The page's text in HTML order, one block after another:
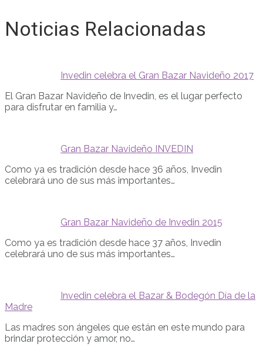
Noticias Relacionadas
Invedin celebra el Gran Bazar Navideño 2017
El Gran Bazar Navideño de Invedin, es el lugar perfecto
para disfrutar en familia y…
Gran Bazar Navideño INVEDIN
Como ya es tradición desde hace 36 años, Invedin
celebrará uno de sus más importantes…
Gran Bazar Navideño de Invedin 2015
Como ya es tradición desde hace 37 años, Invedin
celebrará uno de sus más importantes…
Invedin celebra el Bazar & Bodegón Día de la
Madre
Las madres son ángeles que están en este mundo para
brindar protección y amor, no…